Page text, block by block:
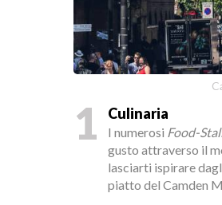
1 Culinaria
I numerosi Food-
gusto attraverso il
lasciarti ispirare
piatto del Camden